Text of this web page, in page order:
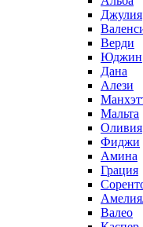
Джулия
Верди
Юджин
Дана
Алези
Мальта
Оливия
Фиджи
Амина
Грация
Валео